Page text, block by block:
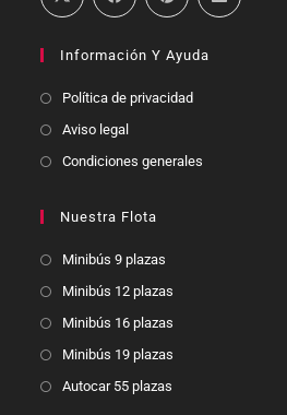
Información Y Ayuda
Política de privacidad
Aviso legal
Condiciones generales
Nuestra Flota
Minibús 9 plazas
Minibús 12 plazas
Minibús 16 plazas
Minibús 19 plazas
Autocar 55 plazas